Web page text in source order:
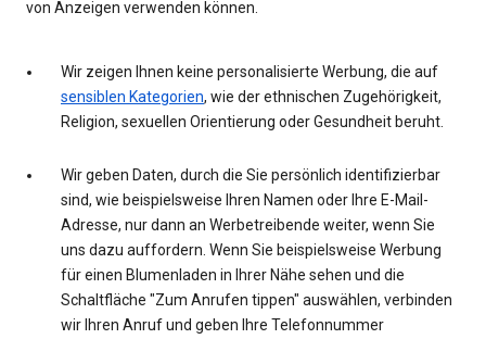
von Anzeigen verwenden können.
Wir zeigen Ihnen keine personalisierte Werbung, die auf
sensiblen Kategorien, wie der ethnischen Zugehörigkeit,
Religion, sexuellen Orientierung oder Gesundheit beruht.
Wir geben Daten, durch die Sie persönlich identifizierbar
sind, wie beispielsweise Ihren Namen oder Ihre E-Mail-
Adresse, nur dann an Werbetreibende weiter, wenn Sie
uns dazu auffordern. Wenn Sie beispielsweise Werbung
für einen Blumenladen in Ihrer Nähe sehen und die
Schaltfläche "Zum Anrufen tippen" auswählen, verbinden
wir Ihren Anruf und geben Ihre Telefonnummer